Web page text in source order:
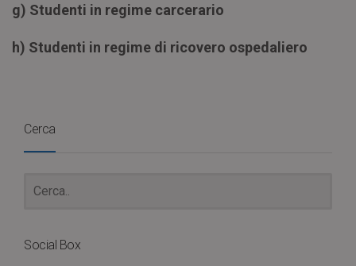
g) Studenti in regime carcerario
h) Studenti in regime di ricovero ospedaliero
Cerca
Social Box